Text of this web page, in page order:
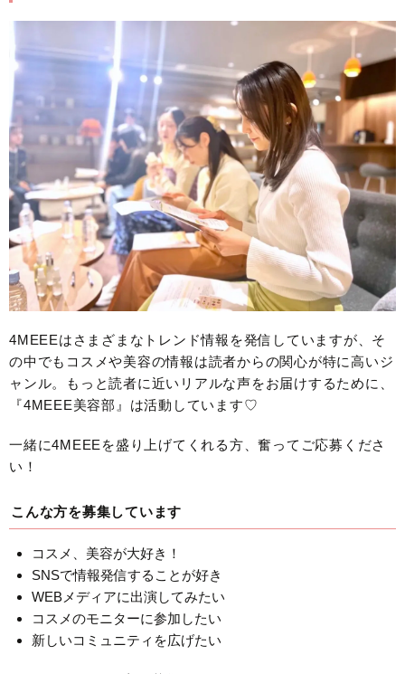
4MEEEはさまざまなトレンド情報を発信していますが、そ
の中でもコスメや美容の情報は読者からの関心が特に高いジ
ャンル。もっと読者に近いリアルな声をお届けするために、
『4MEEE美容部』は活動しています♡
一緒に4MEEEを盛り上げてくれる方、奮ってご応募くださ
い！
こんな方を募集しています
コスメ、美容が大好き！
SNSで情報発信することが好き
WEBメディアに出演してみたい
コスメのモニターに参加したい
新しいコミュニティを広げたい